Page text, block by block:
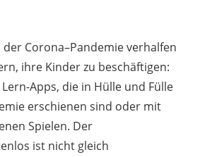
der Corona–Pandemie verhalfen
, ihre Kinder zu beschäftigen:
Apps, die in Hülle und Fülle
erschienen sind oder mit
Spielen. Der
ist nicht gleich